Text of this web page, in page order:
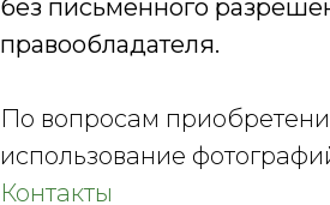
без письменного
правообладателя.
По вопросам
использование
Контакты